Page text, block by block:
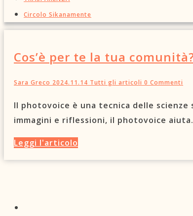
Circolo Sikanamente
Cos’è per te la tua
Sara Greco 2024.11.14 Tutti gli articoli 0 Commenti
Il photovoice è una tecnica delle
immagini e riflessioni, il photovoice
Leggi l'articolo